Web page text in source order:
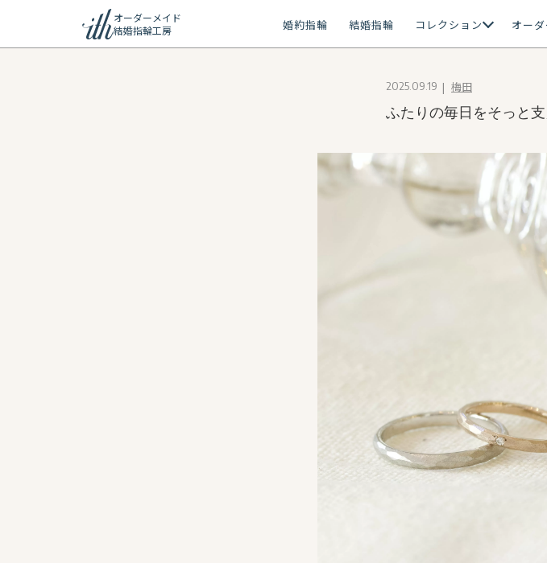
オーダーメイド
結婚指輪工房
婚約指輪 結婚指輪 コレクション オー
2025.09.19 梅田
ふたりの毎日をそっと